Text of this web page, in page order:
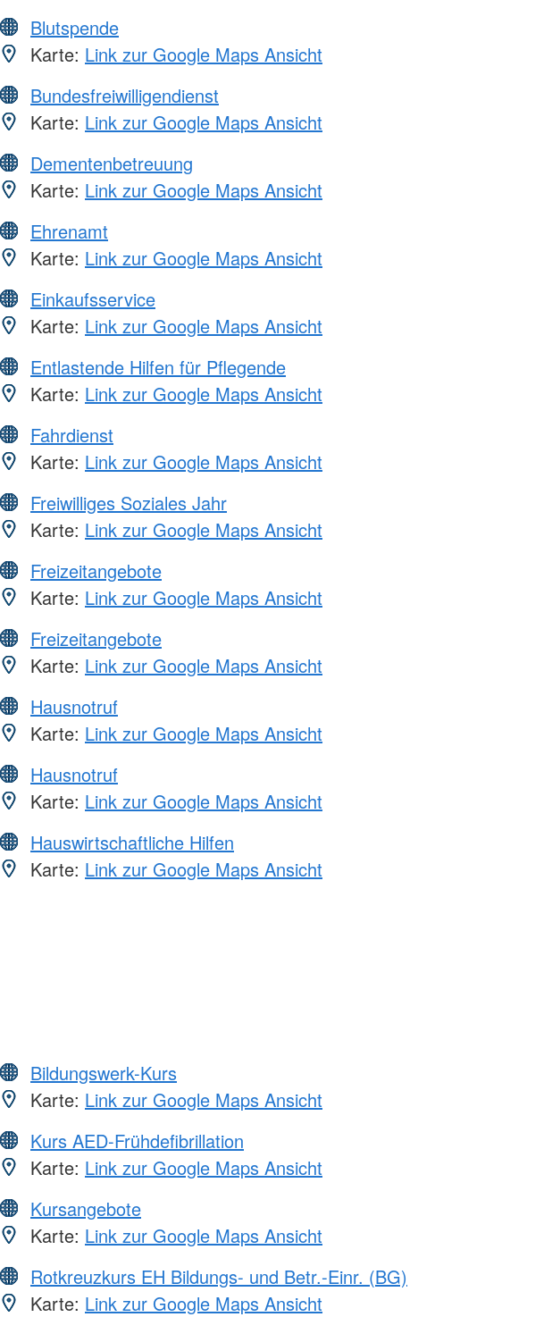
Blutspende
Karte: Link zur Google Maps Ansicht
Bundesfreiwilligendienst
Karte: Link zur Google Maps Ansicht
Dementenbetreuung
Karte: Link zur Google Maps Ansicht
Ehrenamt
Karte: Link zur Google Maps Ansicht
Einkaufsservice
Karte: Link zur Google Maps Ansicht
Entlastende Hilfen für Pflegende
Karte: Link zur Google Maps Ansicht
Fahrdienst
Karte: Link zur Google Maps Ansicht
Freiwilliges Soziales Jahr
Karte: Link zur Google Maps Ansicht
Freizeitangebote
Karte: Link zur Google Maps Ansicht
Freizeitangebote
Karte: Link zur Google Maps Ansicht
Hausnotruf
Karte: Link zur Google Maps Ansicht
Hausnotruf
Karte: Link zur Google Maps Ansicht
Hauswirtschaftliche Hilfen
Karte: Link zur Google Maps Ansicht
Bildungswerk-Kurs
Karte: Link zur Google Maps Ansicht
Kurs AED-Frühdefibrillation
Karte: Link zur Google Maps Ansicht
Kursangebote
Karte: Link zur Google Maps Ansicht
Rotkreuzkurs EH Bildungs- und Betr.-Einr. (BG)
Karte: Link zur Google Maps Ansicht